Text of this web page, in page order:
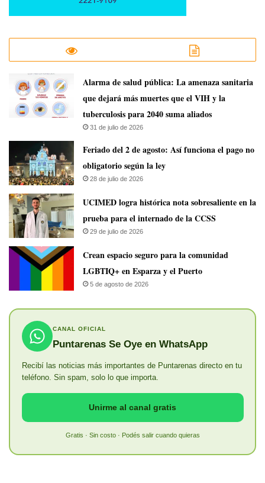
​Alarma de salud pública: La amenaza sanitaria
que dejará más muertes que el VIH y la
tuberculosis para 2040 suma aliados
31 de julio de 2026
Feriado del 2 de agosto: Así funciona el pago no
obligatorio según la ley
28 de julio de 2026
UCIMED logra histórica nota sobresaliente en la
prueba para el internado de la CCSS
29 de julio de 2026
Crean espacio seguro para la comunidad
LGBTIQ+ en Esparza y el Puerto
5 de agosto de 2026
CANAL OFICIAL
Puntarenas Se Oye en WhatsApp
Recibí las noticias más importantes de Puntarenas directo en tu
teléfono. Sin spam, solo lo que importa.
Unirme al canal gratis
Gratis · Sin costo · Podés salir cuando quieras